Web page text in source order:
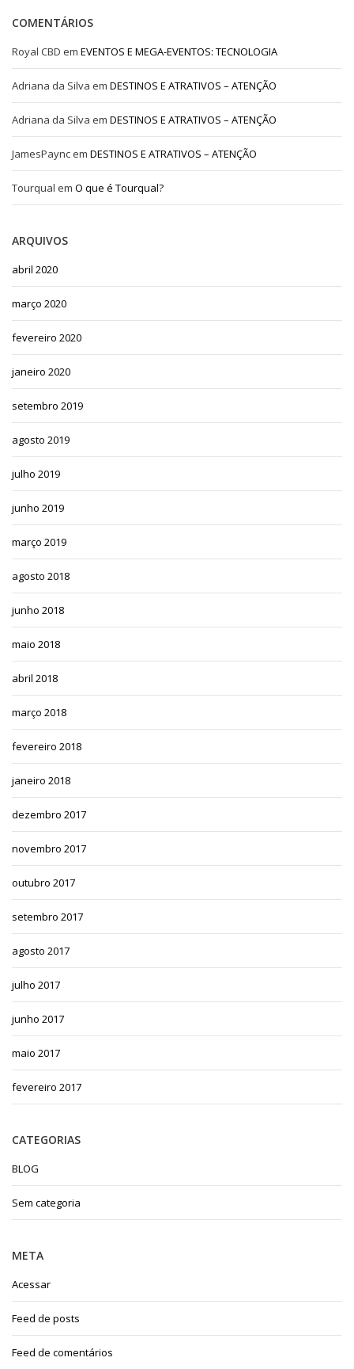
COMENTÁRIOS
Royal CBD em EVENTOS E MEGA-EVENTOS: TECNOLOGIA
Adriana da Silva em DESTINOS E ATRATIVOS – ATENÇÃO
Adriana da Silva em DESTINOS E ATRATIVOS – ATENÇÃO
JamesPaync em DESTINOS E ATRATIVOS – ATENÇÃO
Tourqual em O que é Tourqual?
ARQUIVOS
abril 2020
março 2020
fevereiro 2020
janeiro 2020
setembro 2019
agosto 2019
julho 2019
junho 2019
março 2019
agosto 2018
junho 2018
maio 2018
abril 2018
março 2018
fevereiro 2018
janeiro 2018
dezembro 2017
novembro 2017
outubro 2017
setembro 2017
agosto 2017
julho 2017
junho 2017
maio 2017
fevereiro 2017
CATEGORIAS
BLOG
Sem categoria
META
Acessar
Feed de posts
Feed de comentários